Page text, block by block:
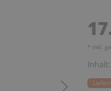
* inkl.
Inhalt: